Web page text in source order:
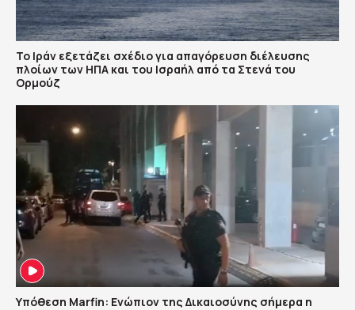
Το Ιράν εξετάζει σχέδιο για απαγόρευση διέλευσης
πλοίων των ΗΠΑ και του Ισραήλ από τα Στενά του
Ορμούζ
Υπόθεση Marfin: Ενώπιον της Δικαιοσύνης σήμερα η